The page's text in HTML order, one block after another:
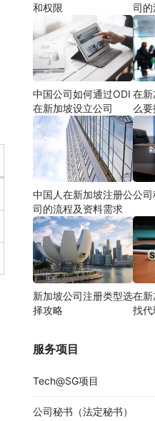
和权限
司
中国公司如何通过ODI
在新加坡设立公司
在
么要
（
中国人在新加坡注册公
司的流程及资料需求
公司
新加坡公司注册类型选
择攻略
在
找
服务项目
Tech@SG项目
公司秘书（法定秘书）